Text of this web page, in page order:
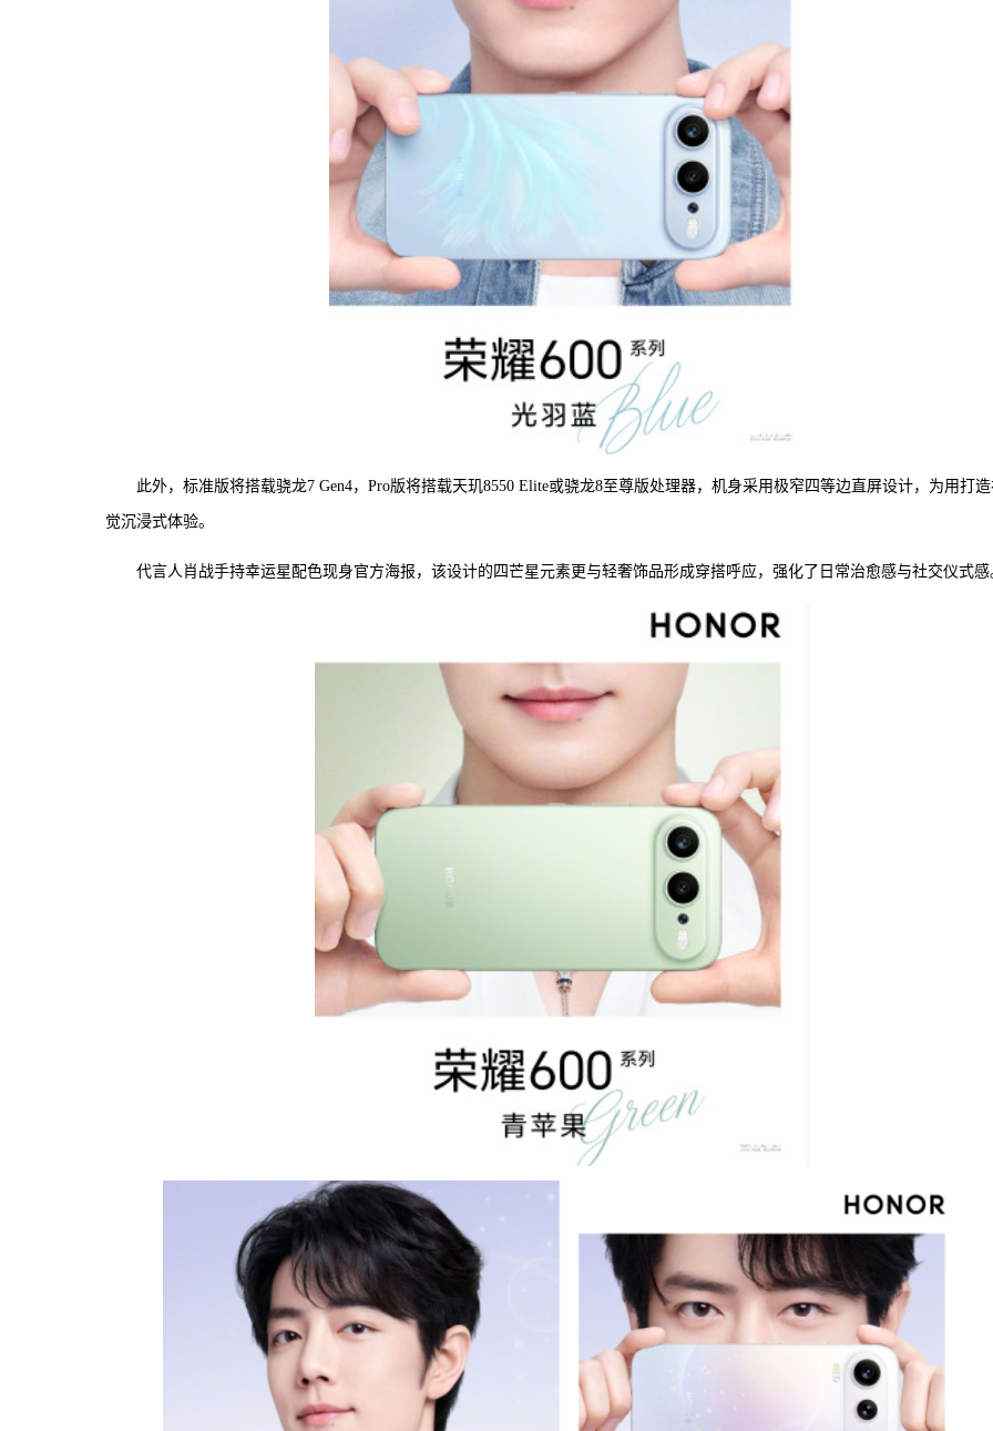
此外，标准版将搭载骁龙7 Gen4，Pro版将搭载天玑8550 Elite或骁龙8至尊版处理器，机身采用极窄四等边直屏设计，为用打
觉沉浸式体验。
代言人肖战手持幸运星配色现身官方海报，该设计的四芒星元素更与轻奢饰品形成穿搭呼应，强化了日常治愈感与社交仪式感